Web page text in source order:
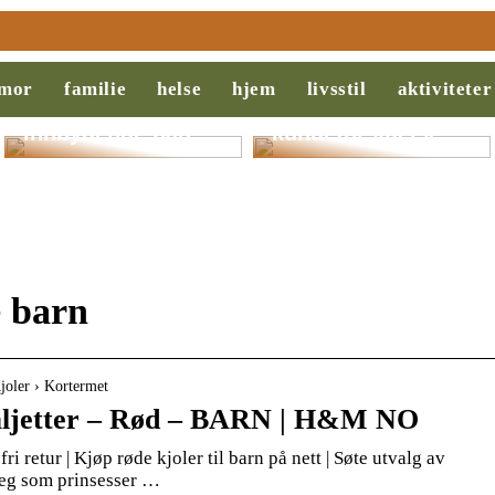
familie helse hjem livsstil aktiviteter
Slik legger du til
rette for et
innbydende bad
Behovsanalyse:
Nøkkelen til
kundeforståelse
barn
› Kortermet
– Rød – BARN | H&M NO
retur | Kjøp røde kjoler til barn på nett | Søte utvalg av
som prinsesser …